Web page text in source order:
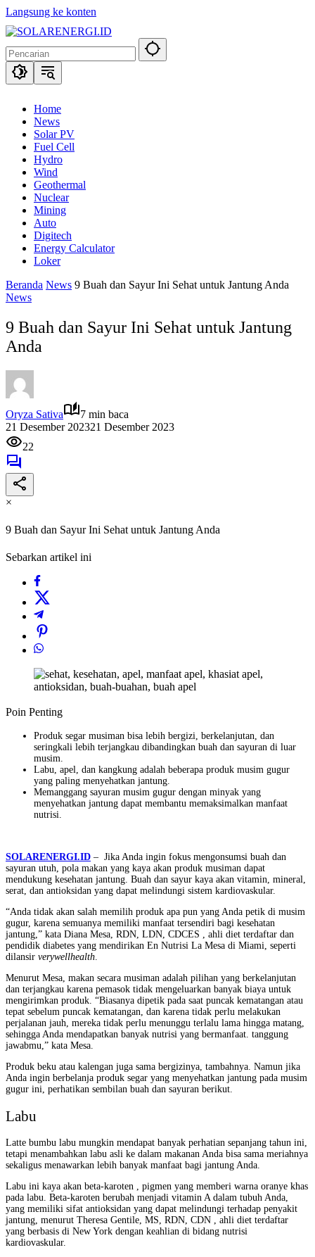
Langsung ke konten
Home
News
Solar PV
Fuel Cell
Hydro
Wind
Geothermal
Nuclear
Mining
Auto
Digitech
Energy Calculator
Loker
Beranda News 9 Buah dan Sayur Ini Sehat untuk Jantung Anda
News
9 Buah dan Sayur Ini Sehat untuk Jantung
Anda
Oryza Sativa
7 min baca
21 Desember 202321 Desember 2023
22
×
9 Buah dan Sayur Ini Sehat untuk Jantung Anda
Sebarkan artikel ini
Poin Penting
Produk segar musiman bisa lebih bergizi, berkelanjutan, dan
seringkali lebih terjangkau dibandingkan buah dan sayuran di luar
musim.
Labu, apel, dan kangkung adalah beberapa produk musim gugur
yang paling menyehatkan jantung.
Memanggang sayuran musim gugur dengan minyak yang
menyehatkan jantung dapat membantu memaksimalkan manfaat
nutrisi.
SOLARENERGI.ID – Jika Anda ingin fokus mengonsumsi buah dan
sayuran utuh, pola makan yang kaya akan produk musiman dapat
mendukung kesehatan jantung. Buah dan sayur kaya akan vitamin, mineral,
serat, dan antioksidan yang dapat melindungi sistem kardiovaskular.
“Anda tidak akan salah memilih produk apa pun yang Anda petik di musim
gugur, karena semuanya memiliki manfaat tersendiri bagi kesehatan
jantung,” kata Diana Mesa, RDN, LDN, CDCES , ahli diet terdaftar dan
pendidik diabetes yang mendirikan En Nutrisi La Mesa di Miami, seperti
dilansir verywellhealth.
Menurut Mesa, makan secara musiman adalah pilihan yang berkelanjutan
dan terjangkau karena pemasok tidak mengeluarkan banyak biaya untuk
mengirimkan produk. “Biasanya dipetik pada saat puncak kematangan atau
tepat sebelum puncak kematangan, dan karena tidak perlu melakukan
perjalanan jauh, mereka tidak perlu menunggu terlalu lama hingga matang,
sehingga Anda mendapatkan banyak nutrisi yang bermanfaat. tanggung
jawabmu,” kata Mesa.
Produk beku atau kalengan juga sama bergizinya, tambahnya. Namun jika
Anda ingin berbelanja produk segar yang menyehatkan jantung pada musim
gugur ini, perhatikan sembilan buah dan sayuran berikut.
Labu
Latte bumbu labu mungkin mendapat banyak perhatian sepanjang tahun ini,
tetapi menambahkan labu asli ke dalam makanan Anda bisa sama meriahnya
sekaligus menawarkan lebih banyak manfaat bagi jantung Anda.
Labu ini kaya akan beta-karoten , pigmen yang memberi warna oranye khas
pada labu. Beta-karoten berubah menjadi vitamin A dalam tubuh Anda,
yang memiliki sifat antioksidan yang dapat melindungi terhadap penyakit
jantung, menurut Theresa Gentile, MS, RDN, CDN , ahli diet terdaftar
yang berbasis di New York dengan keahlian di bidang nutrisi
kardiovaskular.